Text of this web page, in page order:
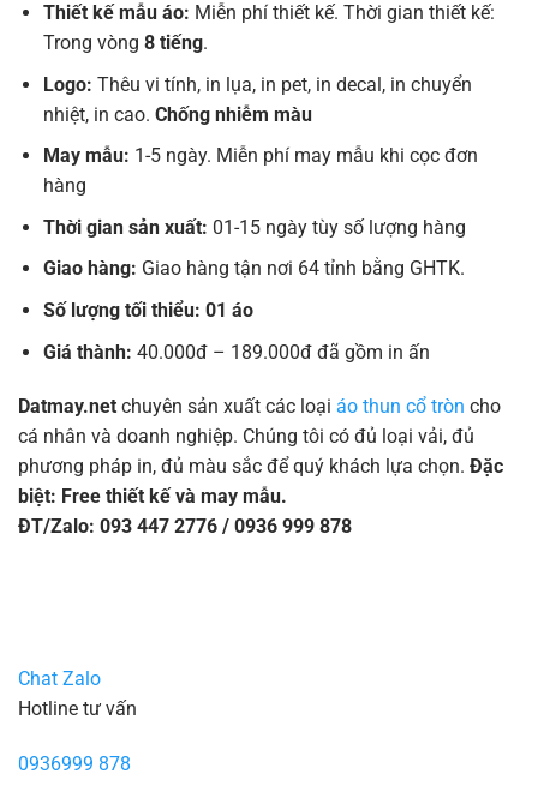
Thiết kế mẫu áo: Miễn phí thiết kế. Thời gian thiết kế:
Trong vòng 8 tiếng.
Logo: Thêu vi tính, in lụa, in pet, in decal, in chuyển
nhiệt, in cao. Chống nhiễm màu
May mẫu: 1-5 ngày. Miễn phí may mẫu khi cọc đơn
hàng
Thời gian sản xuất: 01-15 ngày tùy số lượng hàng
Giao hàng: Giao hàng tận nơi 64 tỉnh bằng GHTK.
Số lượng tối thiểu: 01 áo
Giá thành: 40.000đ – 189.000đ đã gồm in ấn
Datmay.net chuyên sản xuất các loại áo thun cổ tròn cho
cá nhân và doanh nghiệp. Chúng tôi có đủ loại vải, đủ
phương pháp in, đủ màu sắc để quý khách lựa chọn. Đặc
biệt: Free thiết kế và may mẫu.
ĐT/Zalo: 093 447 2776 / 0936 999 878
Chat Zalo
Hotline tư vấn
0936999 878